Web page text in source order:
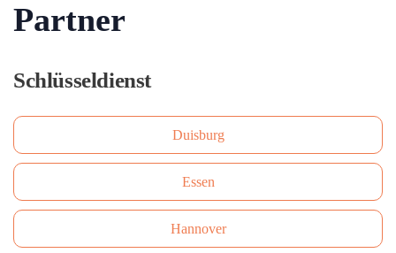
Partner
Schlüsseldienst
Duisburg
Essen
Hannover